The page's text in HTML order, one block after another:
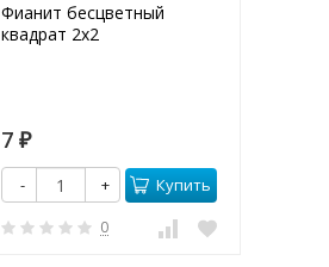
Фианит бесцветный
квадрат 2х2
7 ₽
- + Купить
0